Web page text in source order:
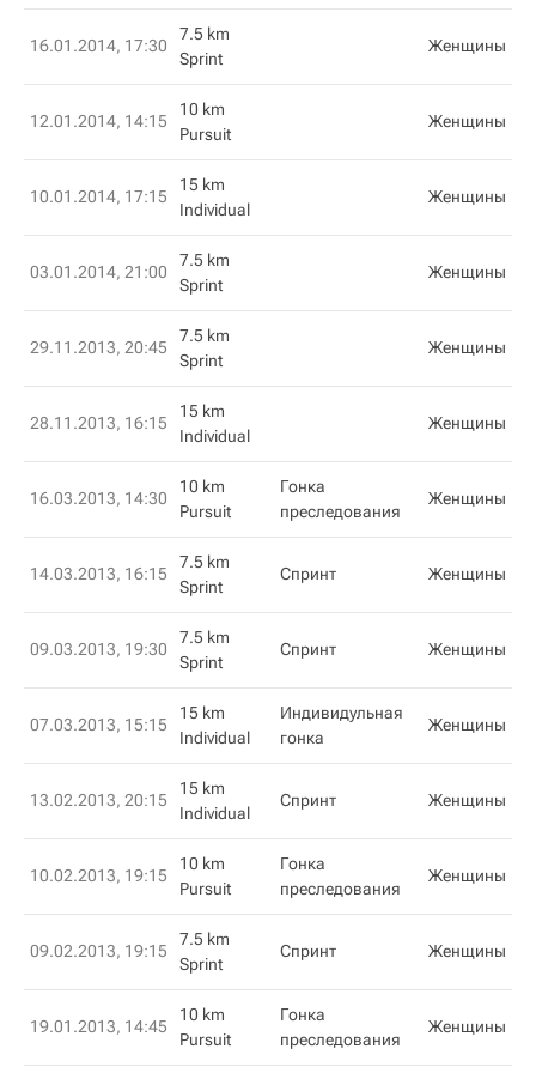
16.01.2014, 17:30
7.5 km
Sprint
Женщины
12.01.2014, 14:15
10 km
Pursuit
Женщины
10.01.2014, 17:15
15 km
Individual
Женщины
03.01.2014, 21:00
7.5 km
Sprint
Женщины
29.11.2013, 20:45
7.5 km
Sprint
Женщины
28.11.2013, 16:15
15 km
Individual
Женщины
16.03.2013, 14:30
10 km
Pursuit
Гонка
преследования
Женщины
14.03.2013, 16:15
7.5 km
Sprint
Спринт Женщины
09.03.2013, 19:30
7.5 km
Sprint
Спринт Женщины
07.03.2013, 15:15
15 km
Individual
Индивидульная
гонка
Женщины
13.02.2013, 20:15
15 km
Individual
Спринт Женщины
10.02.2013, 19:15
10 km
Pursuit
Гонка
преследования
Женщины
09.02.2013, 19:15
7.5 km
Sprint
Спринт Женщины
19.01.2013, 14:45
10 km
Pursuit
Гонка
преследования
Женщины